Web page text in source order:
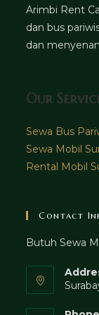
Arimbi Rent
dan bus
dan
Our
Sewa Bus
Sewa Mobil
Rental Mobil
Contact
Butuh Sewa